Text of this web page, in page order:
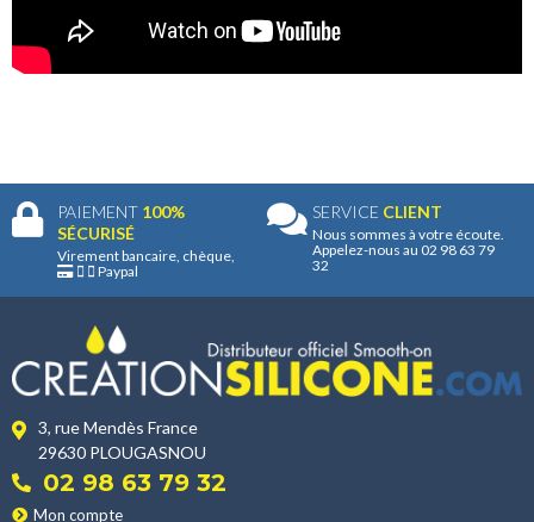
PAIEMENT 100%
SÉCURISÉ
Virement bancaire, chèque,
Paypal
SERVICE CLIENT
Nous sommes à votre écoute.
Appelez-nous au 02 98 63 79
32
3, rue Mendès France
29630 PLOUGASNOU
02 98 63 79 32
Mon compte